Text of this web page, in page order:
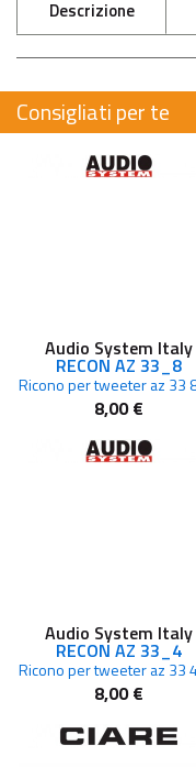
Descrizione
Consigliati per te
Audio System Italy
RECON AZ 33_8
8,00 €
Audio System Italy
RECON AZ 33_4
8,00 €